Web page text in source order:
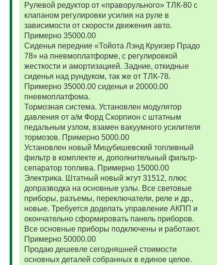
Рулевой редуктор от «праворульного» ТЛК-80 с
клапаном регулировки усилия на руле в
зависимости от скорости движения авто.
Примерно 35000.00
Сиденья передние «Тойота Лэнд Круизер Прадо
78» на пневмоплатформе, с регулировкой
жесткости и амортизацией. Задние, откидные
сиденья над рундуком, так же от ТЛК-78.
Примерно 35000.00 сиденья и 20000.00
пневмоплатфома.
Тормозная система. Установлен модулятор
давления от а/м Форд Скорпион с штатным
педальным узлом, взамен вакуумного усилителя
тормозов. Примерно 5000.00
Установлен новый Мицубишевский топливный
фильтр в комплекте и, дополнительный фильтр-
сепаратор топлива. Примерно 15000.00
Электрика. Штатный новый жгут 31512, плюс
допразводка на основные узлы. Все световые
приборы, разъемы, переключатели, реле и др.,
новые. Требуется доделать управление АКПП и
окончательно сформировать панель приборов.
Все основные приборы подключены и работают.
Примерно 50000.00
Продаю дешевле сегодняшней стоимости
основных деталей собранных в единое целое.